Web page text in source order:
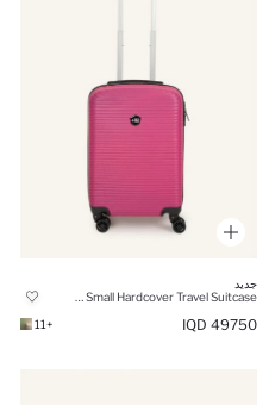
جديد
49750 IQD
+11